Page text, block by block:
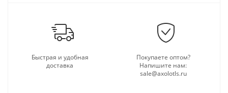
Быстрая и удобная
доставка
Покупаете оптом?
Напишите нам:
sale@axolotls.ru